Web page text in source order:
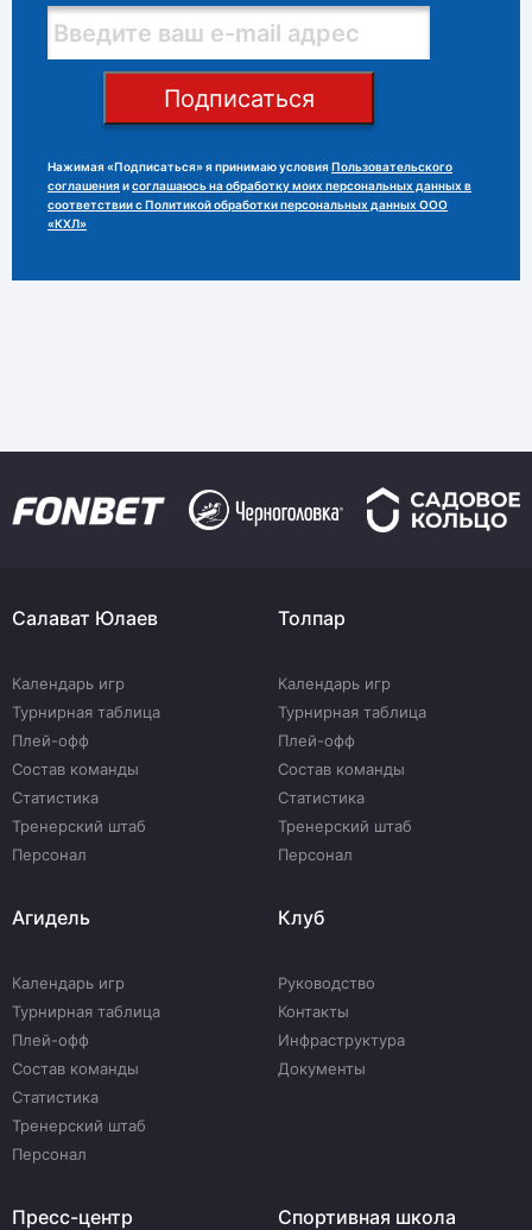
Подписаться
Нажимая «Подписаться» я принимаю условия Пользовательского
соглашения исоглашаюсь на обработку моих персональных данных в
соответствии с Политикой обработки персональных данных ООО
«КХЛ»
Салават Юлаев
Календарь игр
Турнирная таблица
Плей-офф
Состав команды
Статистика
Тренерский штаб
Персонал
Толпар
Календарь игр
Турнирная таблица
Плей-офф
Состав команды
Статистика
Тренерский штаб
Персонал
Агидель
Календарь игр
Турнирная таблица
Плей-офф
Состав команды
Статистика
Тренерский штаб
Персонал
Клуб
Руководство
Контакты
Инфраструктура
Документы
Пресс-центр Спортивная школа